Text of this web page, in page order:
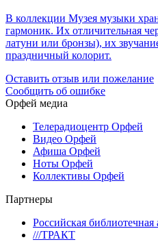
В коллекции Музея музыки
гармоник. Их отличительная
латуни или бронзы), их
праздничный колорит.
Оставить отзыв или пожелание
Сообщить об ошибке
Орфей медиа
Телерадиоцентр Орфей
Видео Орфей
Афиша Орфей
Ноты Орфей
Коллективы Орфей
Партнеры
Российская
///ТРАКТ